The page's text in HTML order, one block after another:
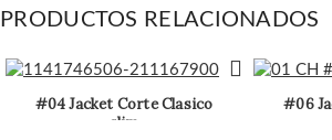
PRODUCTOS RELACIONADOS
#04 Jacket Corte Clasico
slim
#06